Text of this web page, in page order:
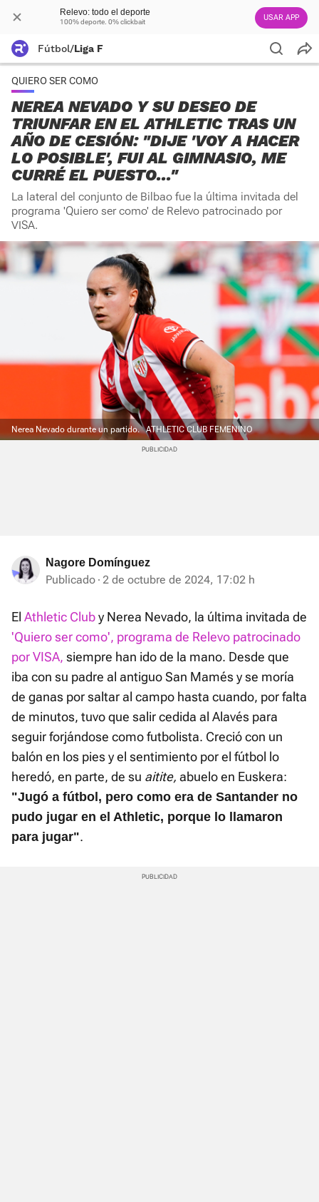
Relevo: todo el deporte
100% deporte. 0% clickbait USAR APP
Fútbol/Liga F
QUIERO SER COMO
NEREA NEVADO Y SU DESEO DE
TRIUNFAR EN EL ATHLETIC TRAS UN
AÑO DE CESIÓN: "DIJE 'VOY A HACER
LO POSIBLE', FUI AL GIMNASIO, ME
CURRÉ EL PUESTO..."
La lateral del conjunto de Bilbao fue la última invitada del
programa 'Quiero ser como' de Relevo patrocinado por
VISA.
Nerea Nevado durante un partido. ATHLETIC CLUB FEMENINO
Nagore Domínguez
Publicado 2 de octubre de 2024, 17:02 h
El Athletic Cluby Nerea Nevado, la última invitada de
'Quiero ser como', programa de Relevo patrocinado
por VISA, siempre han ido de la mano. Desde que
iba con su padre al antiguo San Mamés y se moría
de ganas por saltar al campo hasta cuando, por falta
de minutos, tuvo que salir cedida al Alavés para
seguir forjándose como futbolista. Creció con un
balón en los pies y el sentimiento por el fútbol lo
heredó, en parte, de su aitite, abuelo en Euskera:
"Jugó a fútbol, pero como era de Santander no
pudo jugar en el Athletic, porque lo llamaron
para jugar".